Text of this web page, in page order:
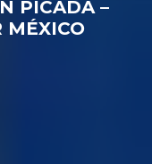
PICADA –
MÉXICO